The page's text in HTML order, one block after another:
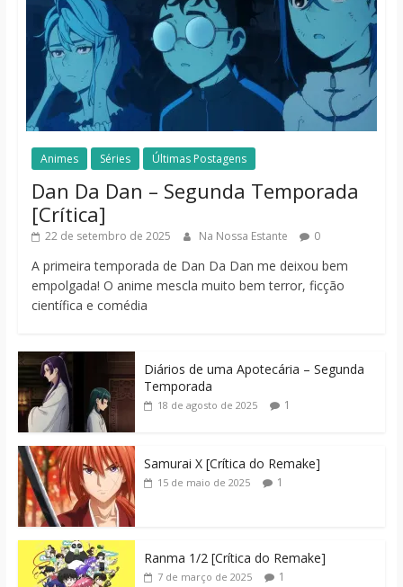
Animes Séries Últimas Postagens
Dan Da Dan – Segunda Temporada
[Crítica]
22 de setembro de 2025 Na Nossa Estante 0
A primeira temporada de Dan Da Dan me deixou bem
empolgada! O anime mescla muito bem terror, ficção
científica e comédia
Diários de uma Apotecária – Segunda
Temporada
18 de agosto de 2025 1
Samurai X [Crítica do Remake]
15 de maio de 2025 1
Ranma 1/2 [Crítica do Remake]
7 de março de 2025 1